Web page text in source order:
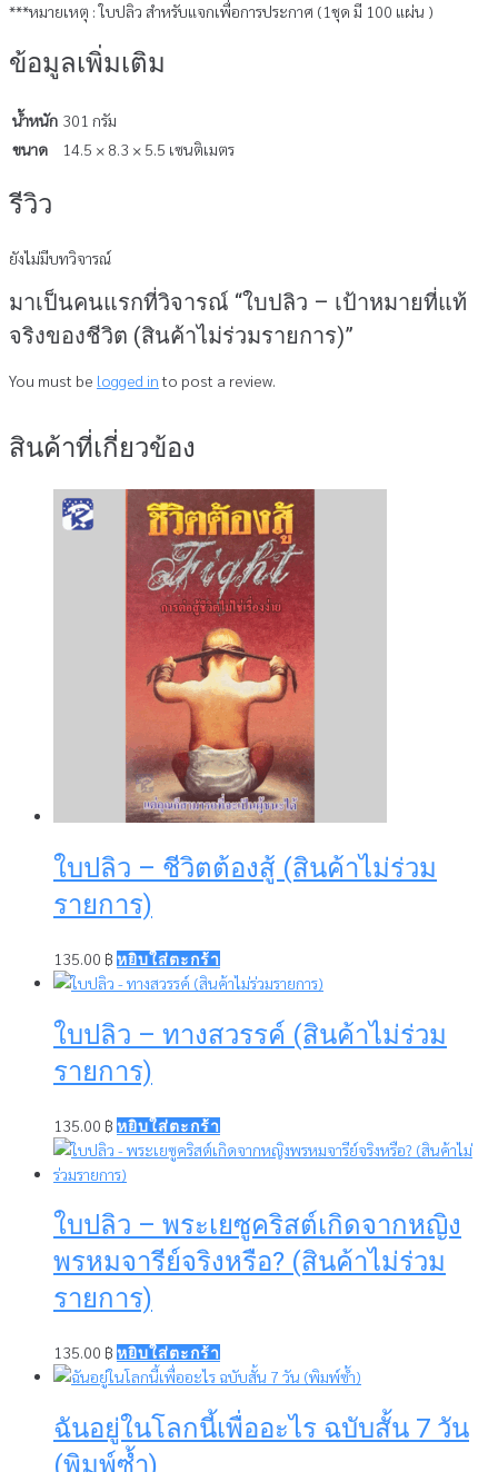
***หมายเหตุ : ใบปลิว สำหรับแจกเพื่อการประกาศ (1ชุด มี 100 แผ่น )
ข้อมูลเพิ่มเติม
น้ำหนัก 301 กรัม
ขนาด
14.5 × 8.3 × 5.5 เซนติเมตร
รีวิว
ยังไม่มีบทวิจารณ์
มาเป็นคนแรกที่วิจารณ์ “ใบปลิว – เป้าหมายที่แท้
จริงของชีวิต (สินค้าไม่ร่วมรายการ)”
You must be logged into post a review.
สินค้าที่เกี่ยวข้อง
ใบปลิว – ชีวิตต้องสู้ (สินค้าไม่ร่วม
รายการ)
135.00 ฿ หยิบใส่ตะกร้า
ใบปลิว – ทางสวรรค์ (สินค้าไม่ร่วม
รายการ)
135.00 ฿ หยิบใส่ตะกร้า
ใบปลิว – พระเยซูคริสต์เกิดจากหญิง
พรหมจารีย์จริงหรือ? (สินค้าไม่ร่วม
รายการ)
135.00 ฿ หยิบใส่ตะกร้า
ฉันอยู่ในโลกนี้เพื่ออะไร ฉบับสั้น 7 วัน
(พิมพ์ซ้ำ)